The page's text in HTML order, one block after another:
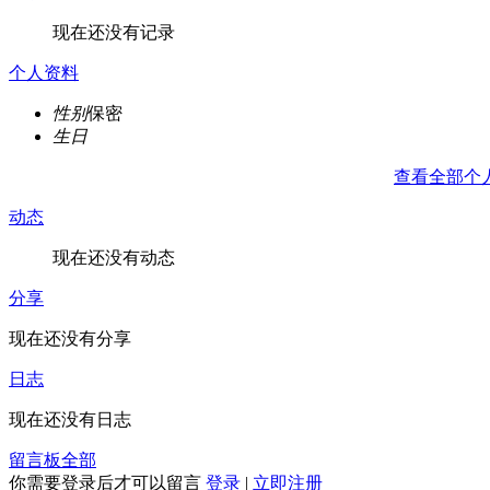
现在还没有记录
个人资料
性别保密
生日
查看全部个
动态
现在还没有动态
分享
现在还没有分享
日志
现在还没有日志
留言板全部
你需要登录后才可以留言 登录 | 立即注册